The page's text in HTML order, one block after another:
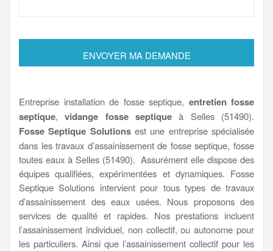
Entreprise installation de fosse septique, entretien fosse
septique,vidange fosse septique à Selles (51490).
Fosse Septique Solutionsest une entreprise spécialisée
dans les travaux d’assainissement de fosse septique, fosse
toutes eaux à Selles (51490). Assurément elle dispose des
équipes qualifiées, expérimentées et dynamiques. Fosse
Septique Solutions intervient pour tous types de travaux
d’assainissement des eaux usées. Nous proposons des
services de qualité et rapides. Nos prestations incluent
l’assainissement individuel, non collectif, ou autonome pour
les particuliers. Ainsi que l’assainissement collectif pour les